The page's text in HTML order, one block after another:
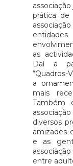
prática de
as
Daí a
“Quadros-
a
mais
Também
diversos
amizades
e as
entre